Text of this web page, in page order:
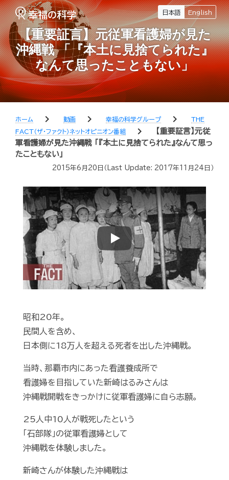
日本語 English
【重要証言】元従軍看護婦が見た
沖縄戦 「『本土に見捨てられた』
なんて思ったこともない」
ホーム chevron_right 動画 chevron_right 幸福の科学グループ chevron_right
THE
FACT（ザ・ファクト）ネットオピニオン番組
chevron_right
【重要証言】元従
軍看護婦が見た沖縄戦 「『本土に見捨てられた』なんて思っ
たこともない」
2015年6月20日 （Last Update: 2017年11月24日 ）
Play
昭和20年。
民間人を含め、
日本側に18万人を超える死者を出した沖縄戦。
当時、那覇市内にあった看護養成所で
看護婦を目指していた新崎はるみさんは
沖縄戦開戦をきっかけに従軍看護婦に自ら志願。
25人中10人が戦死したという
「石部隊」の従軍看護婦として
沖縄戦を体験しました。
新崎さんが体験した沖縄戦は